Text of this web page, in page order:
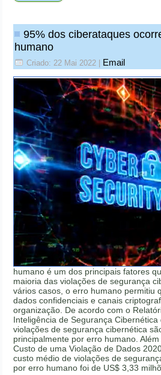
95% dos ciberataques
humano
Criado: 22 Mai 2022 Email
humano é um dos principais fatores
maioria das violações de segurança
vários casos, o erro humano permitiu
dados confidenciais e canais
organização. De acordo com o
Inteligência de Segurança Cibernética
violações de segurança cibernética
principalmente por erro humano.
Custo de uma Violação de Dados
custo médio de violações de
por erro humano foi de US$ 3,33